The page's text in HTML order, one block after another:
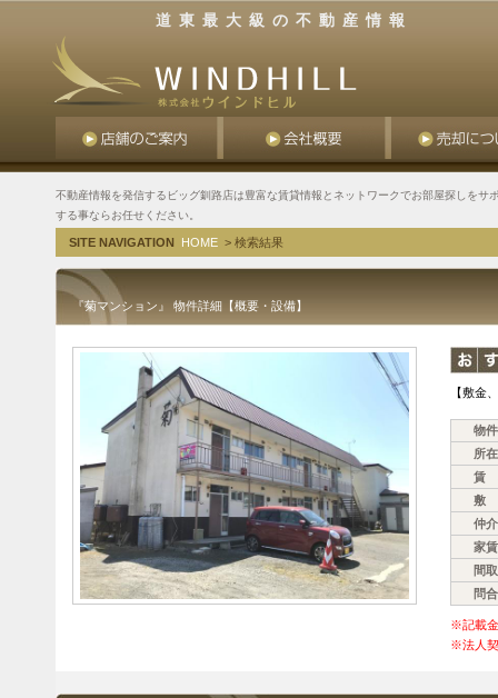
道東最大級の不動産情報
不動産情報を発信するビッグ釧路店は豊富な賃貸情報とネットワークでお部屋探しをサ
する事ならお任せください。
SITE NAVIGATION HOME > 検索結果
『菊マンション』 物件詳細【概要・設備】
【敷金
物
所
賃
敷
仲
家
間
問
※記載
※法人契